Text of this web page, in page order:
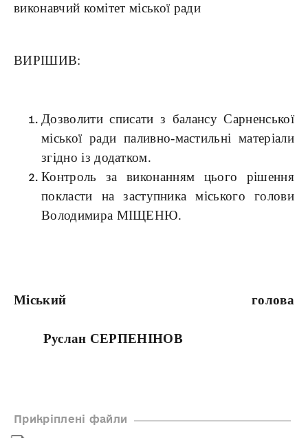
виконавчий комітет міської ради
ВИРІШИВ:
Дозволити списати з балансу Сарненської
міської ради паливно-мастильні матеріали
згідно із додатком.
Контроль за виконанням цього рішення
покласти на заступника міського голови
Володимира МІЩЕНЮ.
Міський голова
Руслан СЕРПЕНІНОВ
Прикріплені файли